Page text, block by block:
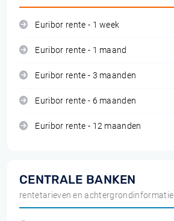
Euribor rente - 1 week
Euribor rente - 1 maand
Euribor rente - 3 maanden
Euribor rente - 6 maanden
Euribor rente - 12 maanden
CENTRALE BANKEN
rentetarieven en achtergrondinformatie